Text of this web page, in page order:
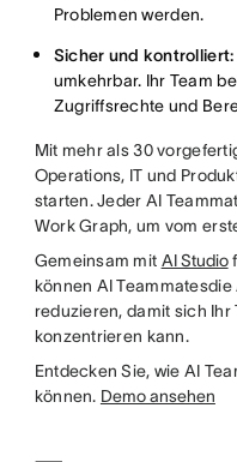
Problemen werden.
Sicher und kontrolliert:
umkehrbar. Ihr Team
Zugriffsrechte und
Mit mehr als 30
Operations, IT und
starten. Jeder AI
Work Graph, um vom
Gemeinsam mit AI Studio
können AI
reduzieren, damit sich
konzentrieren kann.
Entdecken Sie, wie AI
können. Demo ansehen